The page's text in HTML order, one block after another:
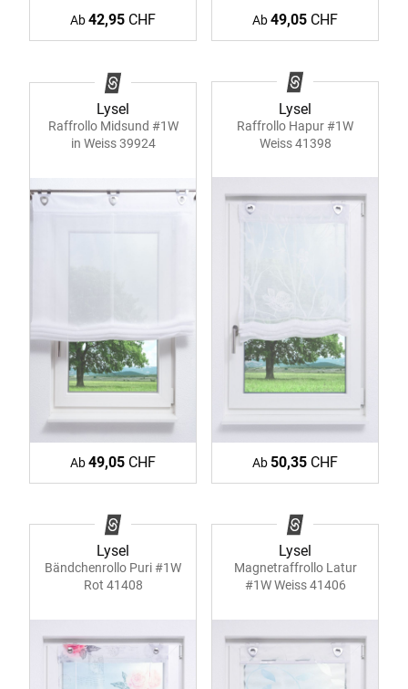
Ab42,95 CHF Ab49,05 CHF
Lysel
Raffrollo Midsund #1W
in Weiss 39924
Ab49,05 CHF
Lysel
Raffrollo Hapur #1W
Weiss 41398
Ab 50,35 CHF
Lysel
Bändchenrollo Puri #1W
Rot 41408
Lysel
Magnetraffrollo Latur
#1W Weiss 41406